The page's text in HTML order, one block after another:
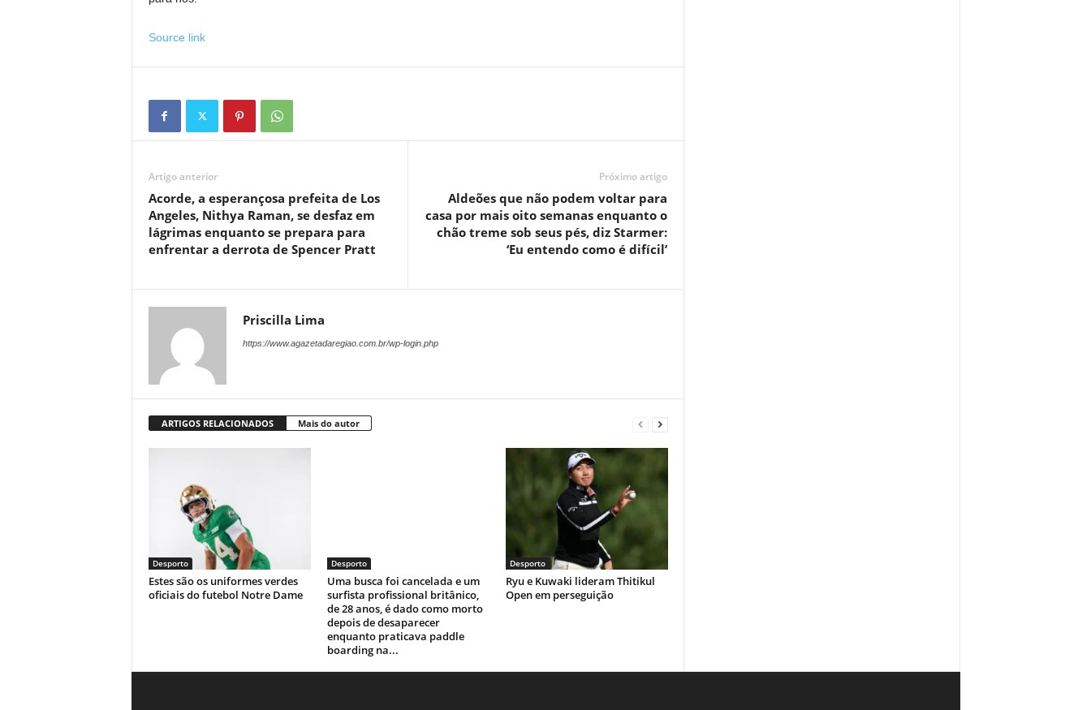
Source link
Artigo anterior
Acorde, a esperançosa prefeita de Los
Angeles, Nithya Raman, se desfaz em
lágrimas enquanto se prepara para
enfrentar a derrota de Spencer Pratt
Próximo artigo
Aldeões que não podem voltar para
casa por mais oito semanas enquanto o
chão treme sob seus pés, diz Starmer:
‘Eu entendo como é difícil’
Priscilla Lima
https://www.agazetadaregiao.com.br/wp-login.php
ARTIGOS RELACIONADOS Mais do autor
Desporto
Estes são os uniformes verdes
oficiais do futebol Notre Dame
Desporto
Uma busca foi cancelada e um
surfista profissional britânico,
de 28 anos, é dado como morto
depois de desaparecer
enquanto praticava paddle
boarding na...
Desporto
Ryu e Kuwaki lideram Thitikul
Open em perseguição